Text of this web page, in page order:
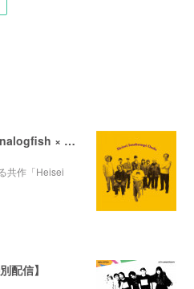
1/14(水)Digital Release!!! Analogfish × moools 「Heisei Imokempi Ondo」
共作「Heisei
配信】